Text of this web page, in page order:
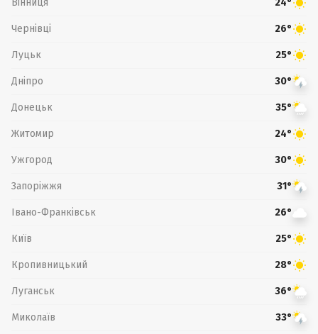
24°
Чернівці 26°
Луцьк 25°
Дніпро 30°
Донецьк 35°
Житомир 24°
Ужгород 30°
Запоріжжя 31°
Івано-Франківськ 26°
Київ 25°
Кропивницький 28°
Луганськ 36°
Миколаїв 33°